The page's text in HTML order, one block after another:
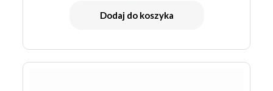
Dodaj do koszyka